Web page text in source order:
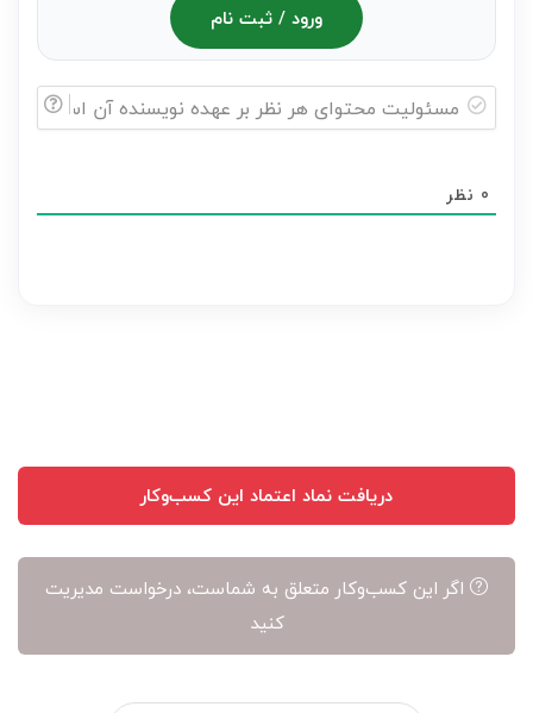
ورود / ثبت نام
هر
0 نظر
دریافت نماد اعتماد این کسب‌وکار
اگر این کسب‌وکار متعلق به شماست، درخواست مدیریت
کنید